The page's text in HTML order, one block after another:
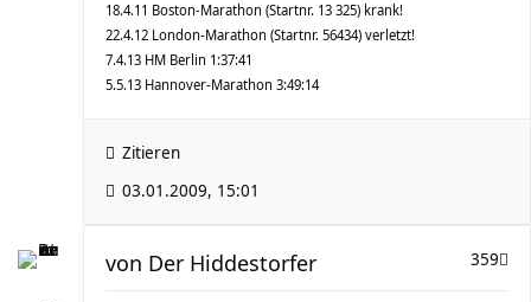
18.4.11 Boston-Marathon (Startnr. 13 325) krank!
22.4.12 London-Marathon (Startnr. 56434) verletzt!
7.4.13 HM Berlin 1:37:41
5.5.13 Hannover-Marathon 3:49:14
Zitieren
03.01.2009, 15:01
359
von Der Hiddestorfer